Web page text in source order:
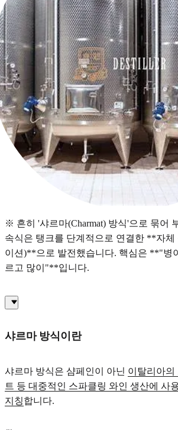
※ 흔히 '샤르마(Charmat) 방식'으로 묶어
속식은 탱크를 단계적으로 연결한 **자체
이션)**으로 발전했습니다. 핵심은 **"병
르고 많이"**입니다.
샤르마 방식이란
샤르마 방식은 샴페인이 아닌 이탈리아의
트 등 대중적인 스파클링 와인 생산에 사
지칭합니다.